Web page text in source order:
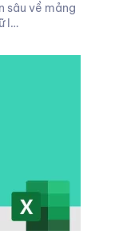
sâu về mảng
l…